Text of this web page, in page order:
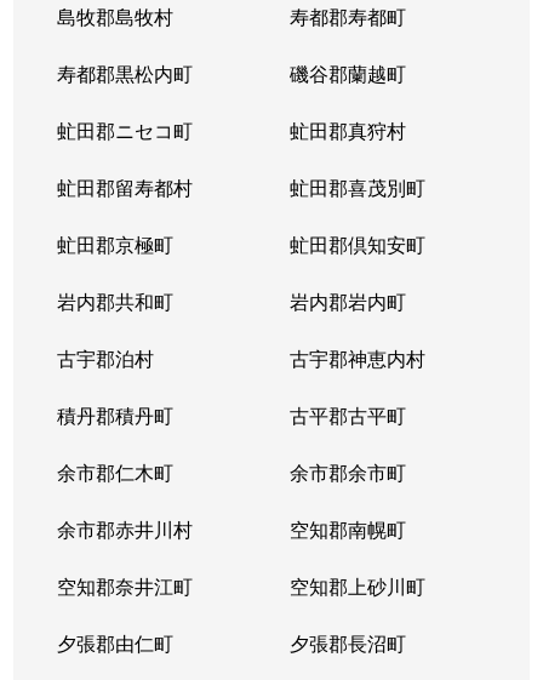
島牧郡島牧村 寿都郡寿都町
寿都郡黒松内町 磯谷郡蘭越町
虻田郡ニセコ町 虻田郡真狩村
虻田郡留寿都村 虻田郡喜茂別町
虻田郡京極町 虻田郡倶知安町
岩内郡共和町 岩内郡岩内町
古宇郡泊村 古宇郡神恵内村
積丹郡積丹町 古平郡古平町
余市郡仁木町 余市郡余市町
余市郡赤井川村 空知郡南幌町
空知郡奈井江町 空知郡上砂川町
夕張郡由仁町 夕張郡長沼町